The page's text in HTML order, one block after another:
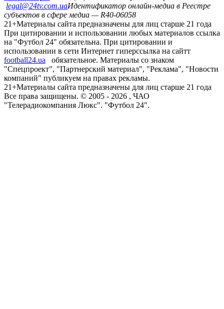
legal@24tv.com.uaИдентификатор онлайн-медиа в Реестре
субъектов в сфере медиа — R40-06058
21+Материалы сайта предназначены для лиц старше 21 года
При цитировании и использовании любых материалов ссылка
на "Футбол 24" обязательна. При цитировании и
использовании в сети Интернет гиперссылка на сайтт
football24.ua
обязательное. Материалы со знаком
"Спецпроект", "Партнерский материал", "Реклама", "Новости
компаний" публикуем на правах рекламы.
21+Материалы сайта предназначены для лиц старше 21 года
Все права защищены. © 2005 - 2026 , ЧАО
"Телерадиокомпания Люкс". "Футбол 24".